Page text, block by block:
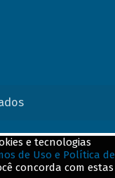
e tecnologias
de Uso e Política de
concorda com estas